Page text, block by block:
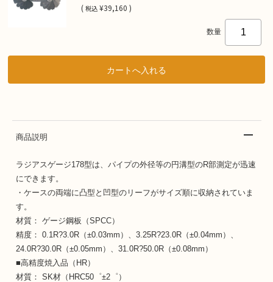
( 税込 ¥39,160 )
数量
商品説明
ラジアスゲージ178型は、パイプの外径等の円溝型のR部測定が迅速
にできます。
・ケースの両端に凸型と凹型のリーフがサイズ順に収納されていま
す。
材質： ゲージ鋼板（SPCC）
精度： 0.1R?3.0R（±0.03mm）、3.25R?23.0R（±0.04mm）、
24.0R?30.0R（±0.05mm）、31.0R?50.0R（±0.08mm）
■高精度焼入品（HR）
材質： SK材（HRC50゜±2゜）